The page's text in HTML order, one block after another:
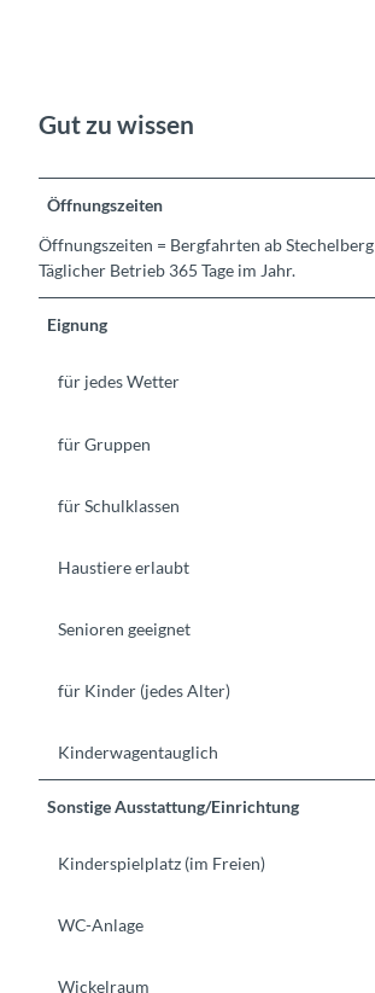
Gut zu wissen
Öffnungszeiten
Öffnungszeiten = Bergfahrten ab Stechelberg
Täglicher Betrieb 365 Tage im Jahr.
Eignung
für jedes Wetter
für Gruppen
für Schulklassen
Haustiere erlaubt
Senioren geeignet
für Kinder (jedes Alter)
Kinderwagentauglich
Sonstige Ausstattung/Einrichtung
Kinderspielplatz (im Freien)
WC-Anlage
Wickelraum